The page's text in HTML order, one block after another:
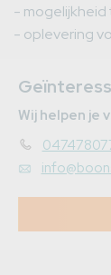
- mogelijkheid
- oplevering
Wij helpen je